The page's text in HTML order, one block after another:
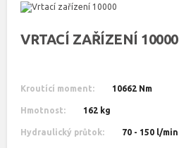
VRTACÍ ZAŘÍZENÍ 10000
Kroutící moment: 10662 Nm
Hmotnost: 162 kg
Hydraulický průtok: 70 - 150 l/min